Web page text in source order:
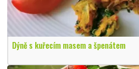
Dýně s kuřecím masem a špenátem